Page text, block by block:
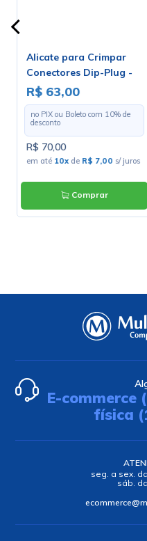
Alicate para Crimpar
Conectores Dip-Plug -
HT-214D
R$ 63,00
no PIX ou Boleto com 10% de
desconto
R$ 70,00
em até 10xde R$ 7,00 s/ juros
Comprar
E-commerce
física
seg. a sex.
sáb.